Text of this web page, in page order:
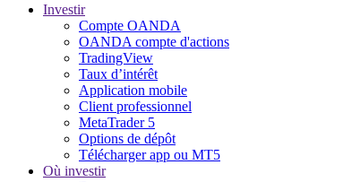
Investir
Compte OANDA
OANDA compte d'actions
TradingView
Taux d’intérêt
Application mobile
Client professionnel
MetaTrader 5
Options de dépôt
Télécharger app ou MT5
Où investir